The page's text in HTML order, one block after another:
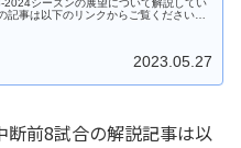
2024シーズンの展望について解説してい
記事は以下のリンクからご覧ください。
2023.05.27
断前8試合の解説記事は以